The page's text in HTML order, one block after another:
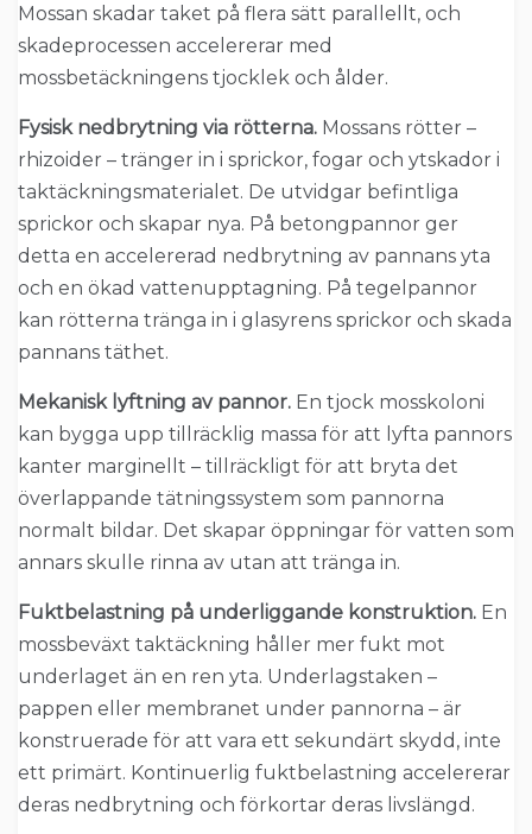
Mossan skadar taket på flera sätt parallellt, och
skadeprocessen accelererar med
mossbetäckningens tjocklek och ålder.
Fysisk nedbrytning via rötterna. Mossans rötter –
rhizoider – tränger in i sprickor, fogar och ytskador i
taktäckningsmaterialet. De utvidgar befintliga
sprickor och skapar nya. På betongpannor ger
detta en accelererad nedbrytning av pannans yta
och en ökad vattenupptagning. På tegelpannor
kan rötterna tränga in i glasyrens sprickor och skada
pannans täthet.
Mekanisk lyftning av pannor. En tjock mosskoloni
kan bygga upp tillräcklig massa för att lyfta pannors
kanter marginellt – tillräckligt för att bryta det
överlappande tätningssystem som pannorna
normalt bildar. Det skapar öppningar för vatten som
annars skulle rinna av utan att tränga in.
Fuktbelastning på underliggande konstruktion. En
mossbeväxt taktäckning håller mer fukt mot
underlaget än en ren yta. Underlagstaken –
pappen eller membranet under pannorna – är
konstruerade för att vara ett sekundärt skydd, inte
ett primärt. Kontinuerlig fuktbelastning accelererar
deras nedbrytning och förkortar deras livslängd.